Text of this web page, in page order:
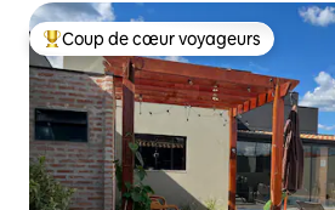
Coups de cœur voyageurs les plus
Coup de cœur voyageurs